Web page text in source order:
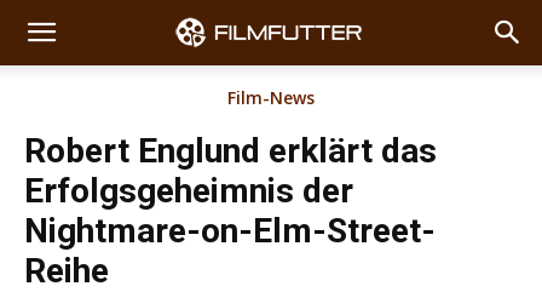
Film-News
Robert Englund erklärt das
Erfolgsgeheimnis der
Nightmare-on-Elm-Street-
Reihe